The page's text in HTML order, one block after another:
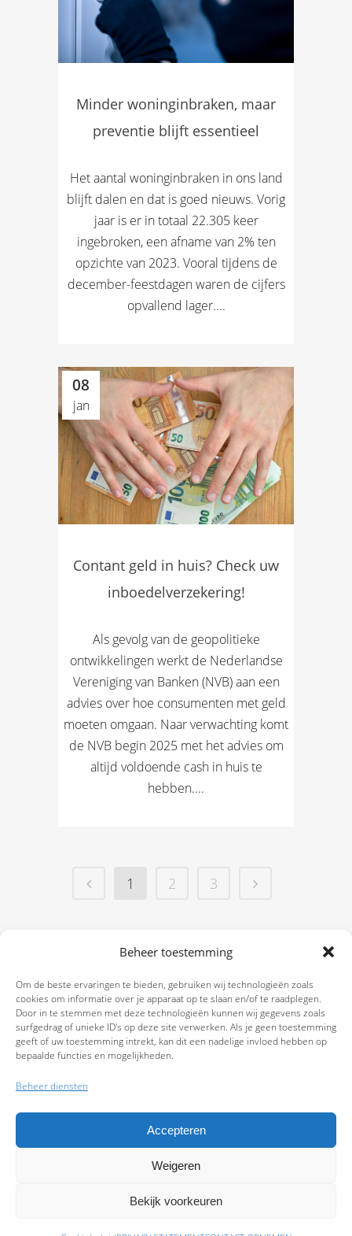
Beheer toestemming
Om de beste ervaringen te bieden, gebruiken wij technologieën zoals
cookies om informatie over je apparaat op te slaan en/of te raadplegen.
Door in te stemmen met deze technologieën kunnen wij gegevens zoals
surfgedrag of unieke ID's op deze site verwerken. Als je geen toestemming
geeft of uw toestemming intrekt, kan dit een nadelige invloed hebben op
bepaalde functies en mogelijkheden.
Beheer diensten
Accepteren
Weigeren
Bekijk voorkeuren
Minder woninginbraken, maar
preventie blijft essentieel
Het aantal woninginbraken in ons land
blijft dalen en dat is goed nieuws. Vorig
jaar is er in totaal 22.305 keer
ingebroken, een afname van 2% ten
opzichte van 2023. Vooral tijdens de
december-feestdagen waren de cijfers
opvallend lager....
08
jan
Contant geld in huis? Check uw
inboedelverzekering!
Als gevolg van de geopolitieke
ontwikkelingen werkt de Nederlandse
Vereniging van Banken (NVB) aan een
advies over hoe consumenten met geld
moeten omgaan. Naar verwachting komt
de NVB begin 2025 met het advies om
altijd voldoende cash in huis te
hebben....
1 2 3